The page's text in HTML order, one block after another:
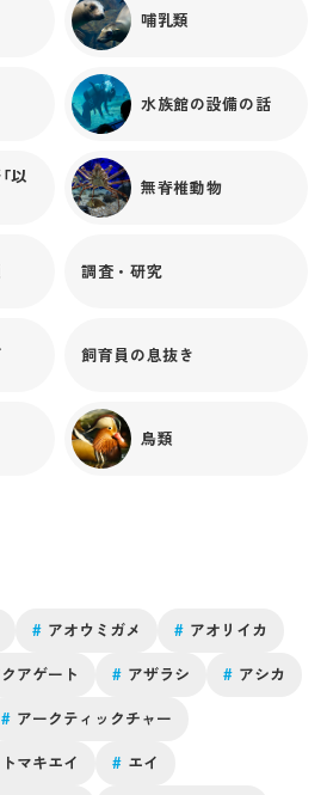
ワムシや加工したイサザアミ等も用
が確実に入るよう工夫しました。▲
長スピードはゆっくりですが、3ヵ月
示できる大きさまで成長しました！
条件としては、・ミズクラゲの他
とかな...と思っています！（ワムシ
ブログに書きたいな...）改めて、ア
経験をパープルストライプトジェリ
ゲ育成にも活かすことができればと
次の再来はどんなクラゲになるのや
続く...。
哺乳類
水族館の設備の話
以
無脊椎動物
調査・研究
飼育員の息抜き
鳥類
# アオウミガメ # アオリイカ
アゲート # アザラシ # アシカ
# アークティックチャー
マキエイ # エイ